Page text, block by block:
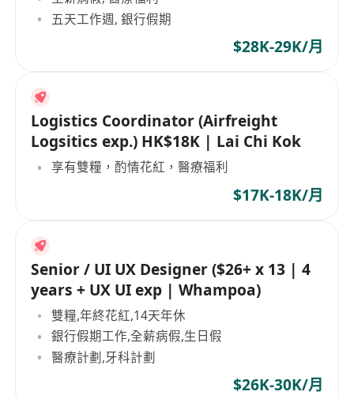
五天工作週, 銀行假期
$28K-29K/月
Logistics Coordinator (Airfreight
Logsitics exp.) HK$18K | Lai Chi Kok
享有雙糧，酌情花紅，醫療福利
$17K-18K/月
Senior / UI UX Designer ($26+ x 13 | 4
years + UX UI exp | Whampoa)
雙糧,年終花紅,14天年休
銀行假期工作,全薪病假,生日假
醫療計劃,牙科計劃
$26K-30K/月